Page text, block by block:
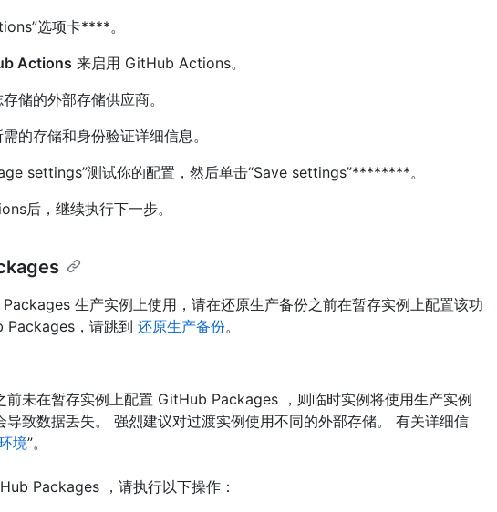
选项卡****。
Actions 来启用 GitHub Actions。
储的外部存储供应商。
的存储和身份验证详细信息。
settings”测试你的配置，然后单击“Save settings”********。
后，继续执行下一步。
Packages 生产实例上使用，请在还原生产备份之前在暂存实例上配置该功
Packages，请跳到 还原生产备份。
前未在暂存实例上配置 GitHub Packages ，则临时实例将使用生产实例
导致数据丢失。 强烈建议对过渡实例使用不同的外部存储。 有关详细信
境”。
Packages ，请执行以下操作：